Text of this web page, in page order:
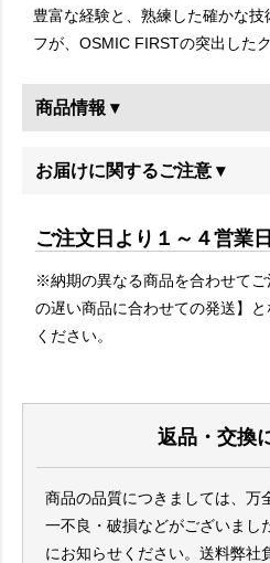
豊富な経験と、熟練した確かな
フが、OSMIC FIRSTの突出した
商品情報 ▾
お届けに関するご注意 ▾
ご注文日より１～４営業
※納期の異なる商品を合わせて
の遅い商品に合わせての発送】
ください。
返品・交換
商品の品質につきましては、万
一不良・破損などがございまし
にお知らせください。送料弊社